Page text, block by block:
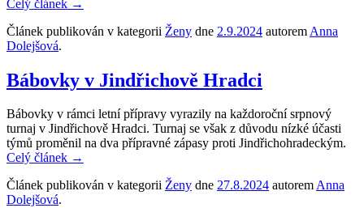
Celý článek →
Článek publikován v kategorii Ženy dne 2.9.2024 autorem Anna
Dolejšová.
Bábovky v Jindřichově Hradci
Bábovky v rámci letní přípravy vyrazily na každoroční srpnový
turnaj v Jindřichově Hradci. Turnaj se však z důvodu nízké účasti
týmů proměnil na dva přípravné zápasy proti Jindřichohradeckým.
Celý článek →
Článek publikován v kategorii Ženy dne 27.8.2024 autoremAnna
Dolejšová.